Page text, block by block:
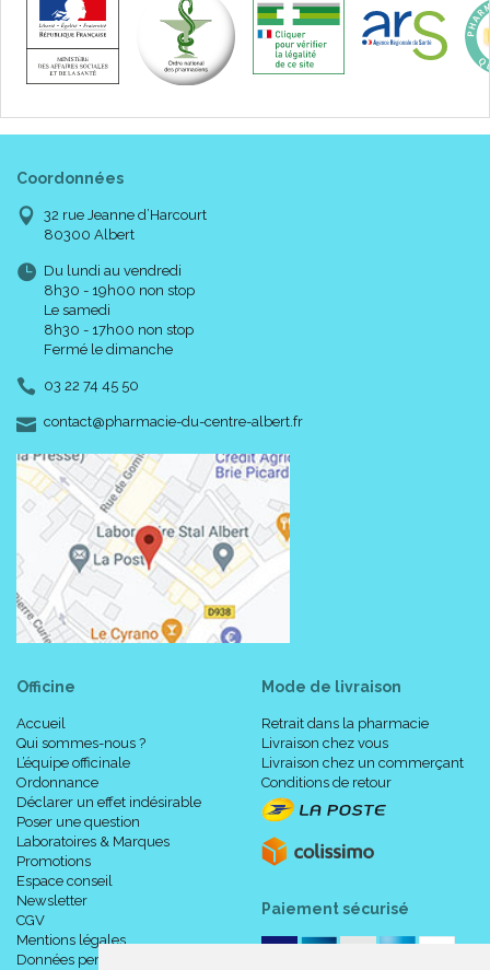
Composition :
Pansement absorbant imprégné de sels d’ argent, semi-
Code EAN : 3401099528029
Coordonnées
32 rue Jeanne d’Harcourt
80300 Albert
Du lundi au vendredi
8h30 - 19h00 non stop
Le samedi
8h30 - 17h00 non stop
Fermé le dimanche
03 22 74 45 50
contact-
@-
pharmacie-du-centre-albert.fr
Officine
Accueil
Qui sommes-nous ?
L’équipe officinale
Ordonnance
Déclarer un effet indésirable
Poser une question
Laboratoires & Marques
Promotions
Espace conseil
Newsletter
CGV
Mentions légales
Données personnelles
Mode de livraison
Retrait dans la pharmacie
Livraison chez vous
Livraison chez un commerçant
Conditions de retour
Paiement sécurisé